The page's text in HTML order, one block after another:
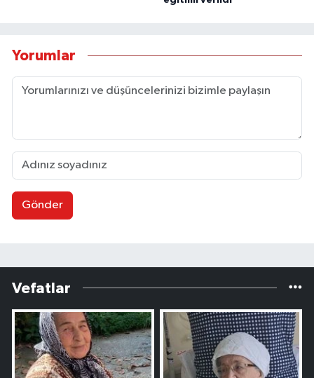
Yorumlar
Gönder
Vefatlar